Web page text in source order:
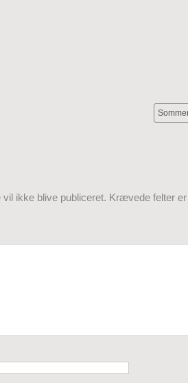
ikke blive publiceret. Krævede felter